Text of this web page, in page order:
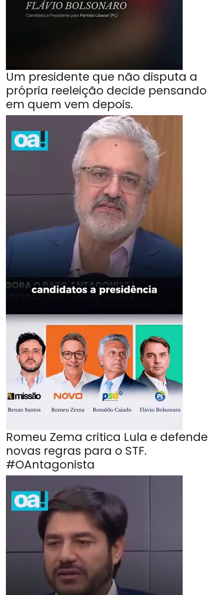
Um presidente que não disputa a
própria reeleição decide pensando
em quem vem depois.
Romeu Zema critica Lula e defende
novas regras para o STF.
#OAntagonista